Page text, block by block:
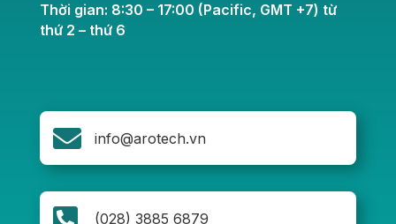
Thời gian: 8:30 – 17:00 (Pacific, GMT +7) từ
thứ 2 – thứ 6
 info@arotech.vn
(028) 3885 6879